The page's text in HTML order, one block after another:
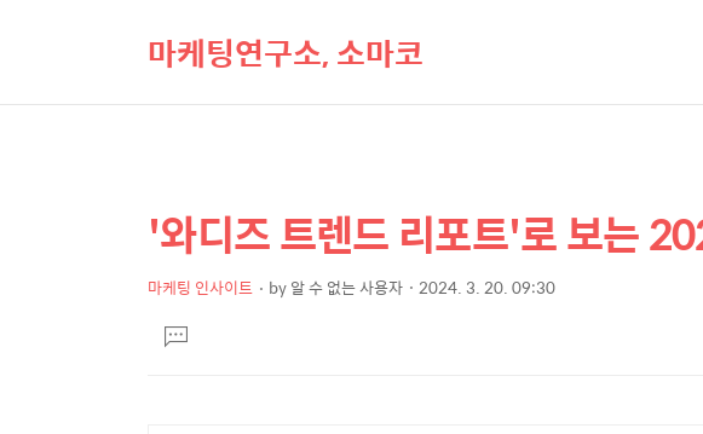
마케팅연구소, 소마코
상
컨
텐
본
문
제
'와디즈 트렌드 리포트'로 보는
마케팅 인사이트 by알 수 없는 사용자 2024. 3. 20. 09:30
문댓
글